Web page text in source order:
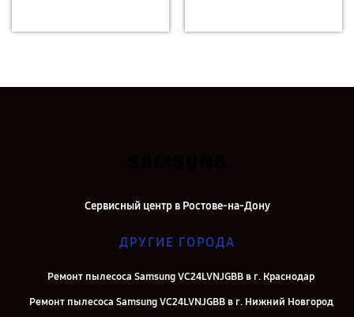
Сервисный центр в Ростове-на-Дону
ДРУГИЕ ГОРОДА
Ремонт пылесоса Samsung VC24LVNJGBB в г. Краснодар
Ремонт пылесоса Samsung VC24LVNJGBB в г. Нижний Новгород